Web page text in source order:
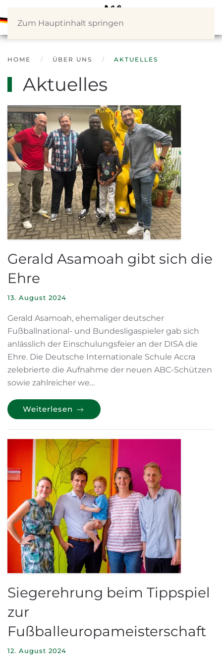
Zum Hauptinhalt springen
HOME ÜBER UNS AKTUELLES
Aktuelles
Gerald Asamoah gibt sich die
Ehre
13. August 2024
Gerald Asamoah, ehemaliger deutscher
Fußballnational- und Bundesligaspieler gab sich
anlässlich der Einschulungsfeier an der DISA die
Ehre. Die Deutsche Internationale Schule Accra
zelebrierte die Aufnahme der neuen ABC-Schützen
sowie zahlreicher we…
Weiterlesen
Siegerehrung beim Tippspiel
zur
Fußballeuropameisterschaft
12. August 2024